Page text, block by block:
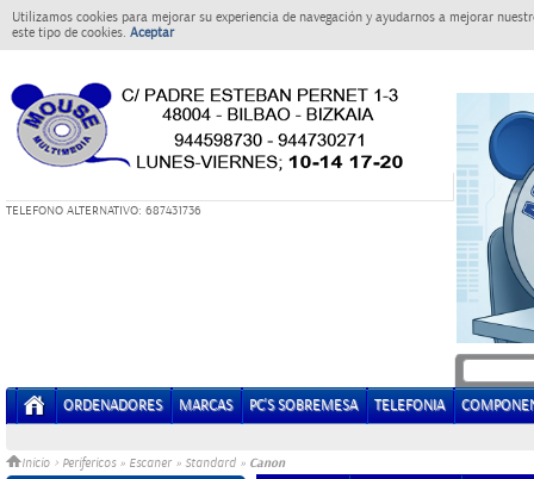
Utilizamos cookies para mejorar su experiencia de navegación y ayudarnos a mejorar
este tipo de cookies. Aceptar
TELEFONO ALTERNATIVO: 687431736
ORDENADORES MARCAS PC'S SOBREMESA TELEFONIA
Inicio > Perifericos » Escaner » Standard » Canon